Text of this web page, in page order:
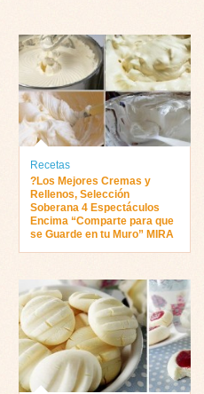
Recetas
?Los Mejores Cremas y
Rellenos, Selección
Soberana 4 Espectáculos
Encima “Comparte para que
se Guarde en tu Muro” MIRA